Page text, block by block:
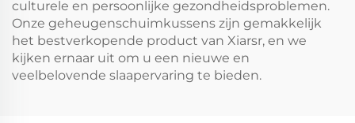
culturele en persoonlijke gezondheidsproblemen.
Onze geheugenschuimkussens zijn gemakkelijk
het bestverkopende product van Xiarsr, en we
kijken ernaar uit om u een nieuwe en
veelbelovende slaapervaring te bieden.